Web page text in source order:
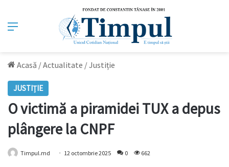
Meniu
Acasă /Actualitate /Justiție
JUSTIȚIE
O victimă a piramidei TUX a depus
plângere la CNPF
Timpul.md 12 octombrie 2025 0 662